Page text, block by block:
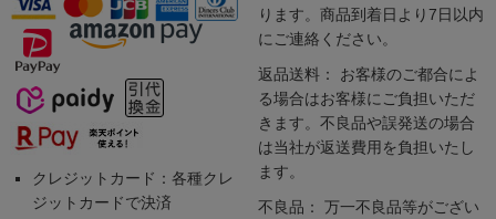
クレジットカード：各種クレ
ジットカードで決済
ります。商品到着日より7日以内
にご連絡ください。
返品送料： お客様のご都合によ
る場合はお客様にご負担いただ
きます。不良品や誤発送の場合
は当社が返送費用を負担いたし
ます。
不良品： 万一不良品等がござい